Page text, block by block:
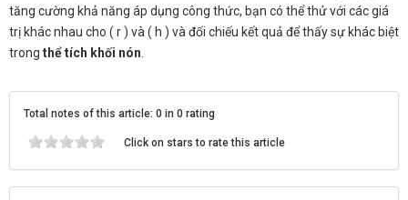
tăng cường khả năng áp dụng công thức, bạn có thể thử với các giá
trị khác nhau cho ( r ) và ( h ) và đối chiếu kết quả để thấy sự khác biệt
trong thể tích khối nón
Total notes of this article: 0 in 0 rating
Click on stars to rate this article